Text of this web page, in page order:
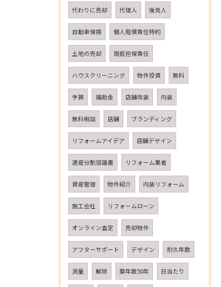
代わりに売却 代理人 後見人
自動車保険 個人賠償責任特約
土地の売却 瑕疵担保責任
ハウスクリーニング 物件投資 無料
予算 補助金 店舗改装 内装
無料相談 店舗 ブランディング
リフォームアイデア 店舗デザイン
遺産分割協議書 リフォーム業者
資産管理 物件紹介 内装リフォーム
施工会社 リフォームローン
オンライン査定 売却物件
アフターサポート デザイン 耐久年数
測量 解除 築年数50年 日当たり